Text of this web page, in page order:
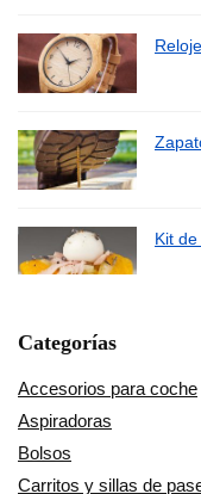
Kit
Categorías
Accesorios para coche
Aspiradoras
Bolsos
Carritos y sillas de